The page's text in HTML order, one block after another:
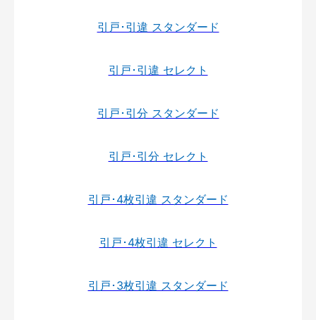
引戸･引違 スタンダード
引戸･引違 セレクト
引戸･引分 スタンダード
引戸･引分 セレクト
引戸･4枚引違 スタンダード
引戸･4枚引違 セレクト
引戸･3枚引違 スタンダード